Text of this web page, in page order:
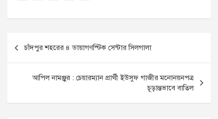
c
o
o
k
s
g
e
a
a
A
p
p
i
e
r
Post
navigation
চাঁদপুর শহরের ৪ ডায়াগণস্টিক সেন্টার সিলগালা
আপিল নামঞ্জুর : চেয়ারম্যান প্রার্থী ইউসুফ গাজীর মনোনয়নপত্র
চূড়ান্তভাবে বাতিল